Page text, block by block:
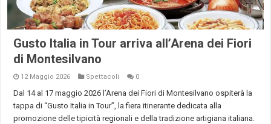
Gusto Italia in Tour arriva all’Arena dei Fiori
di Montesilvano
12 Maggio 2026 Spettacoli 0
Dal 14 al 17 maggio 2026 l’Arena dei Fiori di Montesilvano ospiterà la
tappa di “Gusto Italia in Tour”, la fiera itinerante dedicata alla
promozione delle tipicità regionali e della tradizione artigiana italiana.